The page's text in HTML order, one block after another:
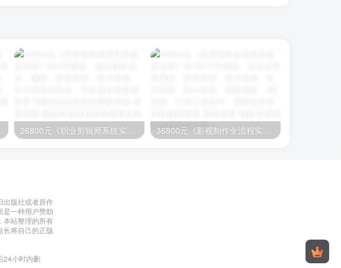
出版社或者原作
是一种用户赞助
本站整理的所有
长将自己的正版
24小时内删